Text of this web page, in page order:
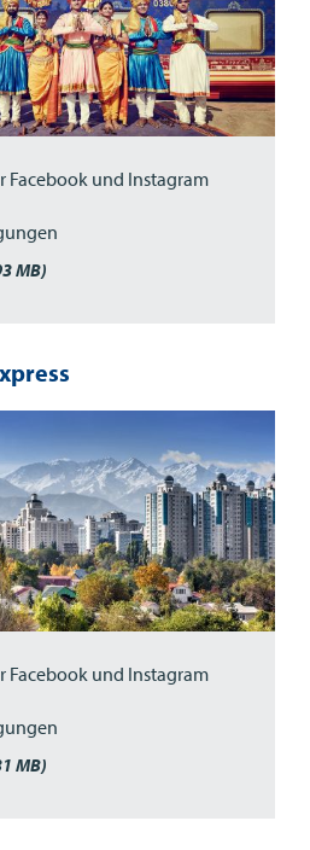
Facebook und Instagram
MB)
Facebook und Instagram
MB)